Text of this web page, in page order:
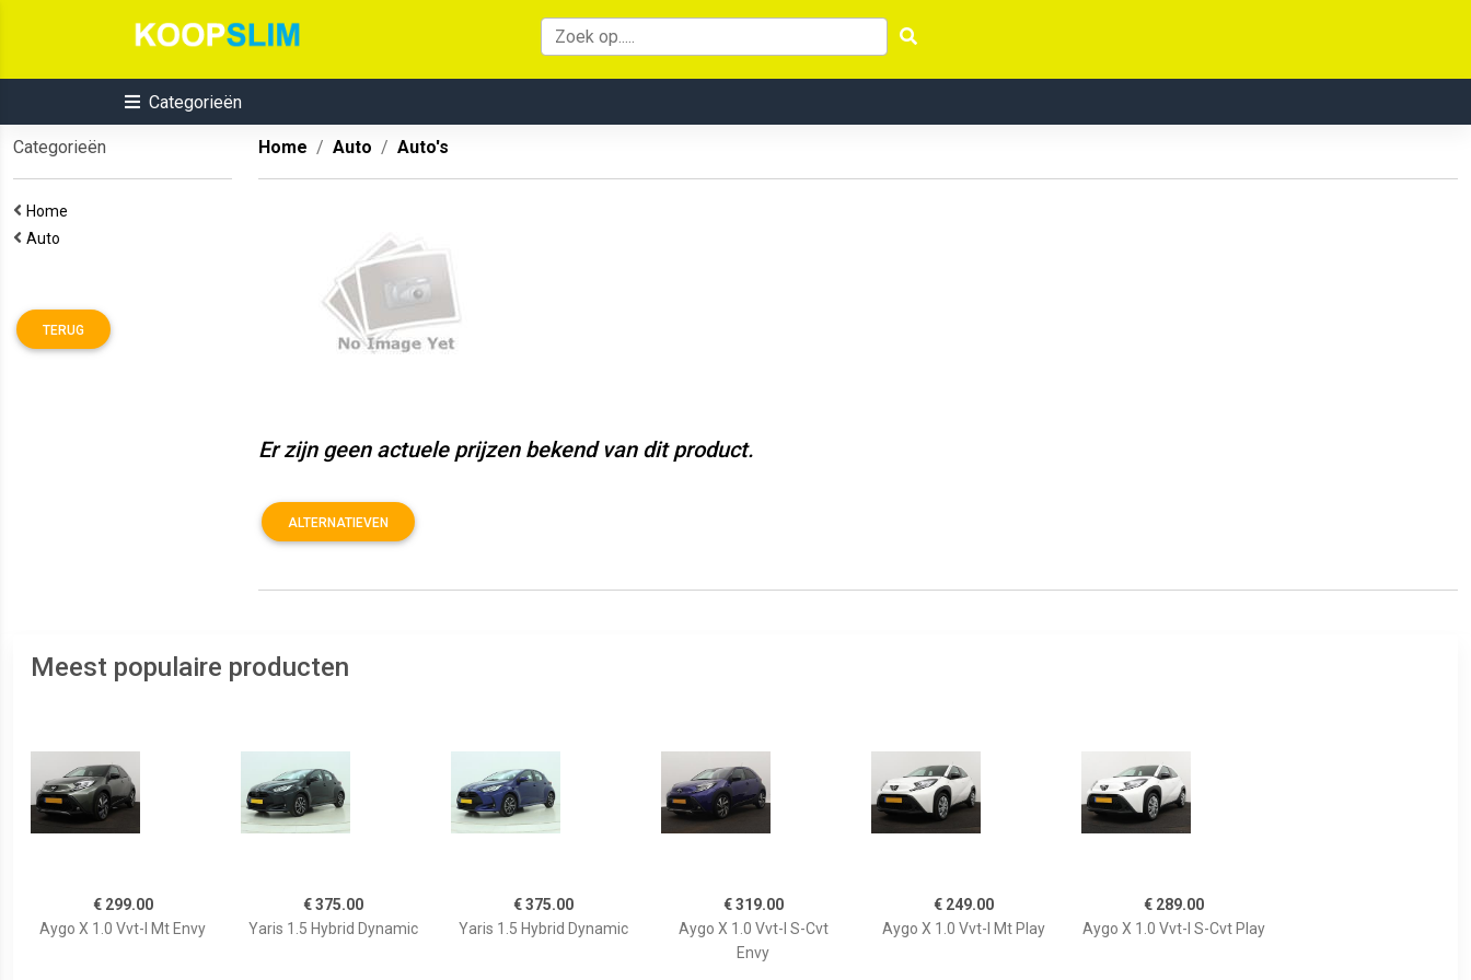
Categorieën
Categorieën
Home
Auto
TERUG
Home Auto Auto's
Er zijn geen actuele prijzen bekend van dit product.
ALTERNATIEVEN
Meest populaire producten
€ 299.00
Aygo X 1.0 Vvt-I Mt Envy
€ 375.00
Yaris 1.5 Hybrid Dynamic
€ 375.00
Yaris 1.5 Hybrid Dynamic
€ 319.00
Aygo X 1.0 Vvt-I S-Cvt
Envy
€ 249.00
Aygo X 1.0 Vvt-I Mt Play
€ 289.00
Aygo X 1.0 Vvt-I S-Cvt Play